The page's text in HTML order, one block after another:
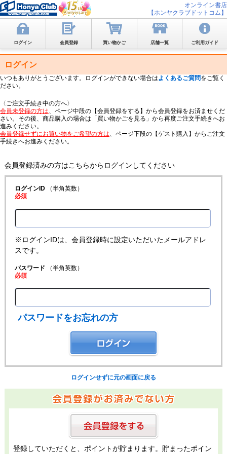
オンライン書店
【ホンヤクラブドットコム】
ログイン 会員登録 買い物かご 店舗一覧 ご利用ガイド
ログイン
いつもありがとうございます。ログインができない場合はよくあるご質問をご覧く
ださい。
〈ご注文手続き中の方へ〉
会員未登録の方は、ページ中段の【会員登録をする】から会員登録をお済ませくだ
さい。その後、商品購入の場合は「買い物かごを見る」から再度ご注文手続きへお
進みください。
会員登録せずにお買い物をご希望の方は、ページ下段の【ゲスト購入】からご注文
手続きへお進みください。
会員登録済みの方はこちらからログインしてください
ログインID（半角英数）
必須
※ログインIDは、会員登録時に設定いただいたメールアドレ
スです。
パスワード （半角英数）
必須
パスワードをお忘れの方
ログインせずに元の画面に戻る
登録していただくと、ポイントが貯まります。貯まったポイン